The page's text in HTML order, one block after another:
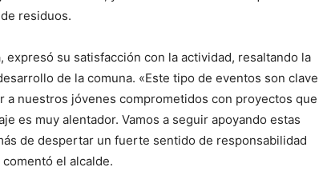
residuos.
expresó su satisfacción con la actividad, resaltando la
de la comuna. «Este tipo de eventos son clave
a nuestros jóvenes comprometidos con proyectos que
es muy alentador. Vamos a seguir apoyando estas
de despertar un fuerte sentido de responsabilidad
el alcalde.